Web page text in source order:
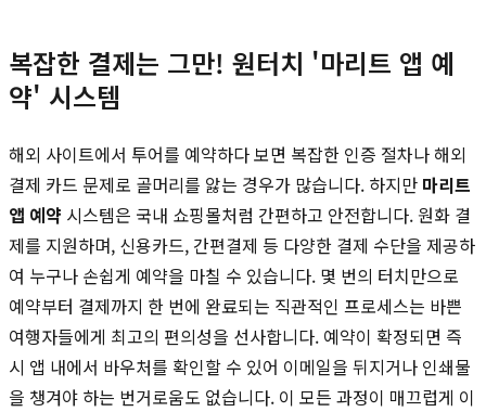
복잡한 결제는 그만! 원터치 '마리트 앱 예
약' 시스템
해외 사이트에서 투어를 예약하다 보면 복잡한 인증 절차나 해외
결제 카드 문제로 골머리를 앓는 경우가 많습니다. 하지만 마리트
앱 예약 시스템은 국내 쇼핑몰처럼 간편하고 안전합니다. 원화 결
제를 지원하며, 신용카드, 간편결제 등 다양한 결제 수단을 제공하
여 누구나 손쉽게 예약을 마칠 수 있습니다. 몇 번의 터치만으로
예약부터 결제까지 한 번에 완료되는 직관적인 프로세스는 바쁜
여행자들에게 최고의 편의성을 선사합니다. 예약이 확정되면 즉
시 앱 내에서 바우처를 확인할 수 있어 이메일을 뒤지거나 인쇄물
을 챙겨야 하는 번거로움도 없습니다. 이 모든 과정이 매끄럽게 이